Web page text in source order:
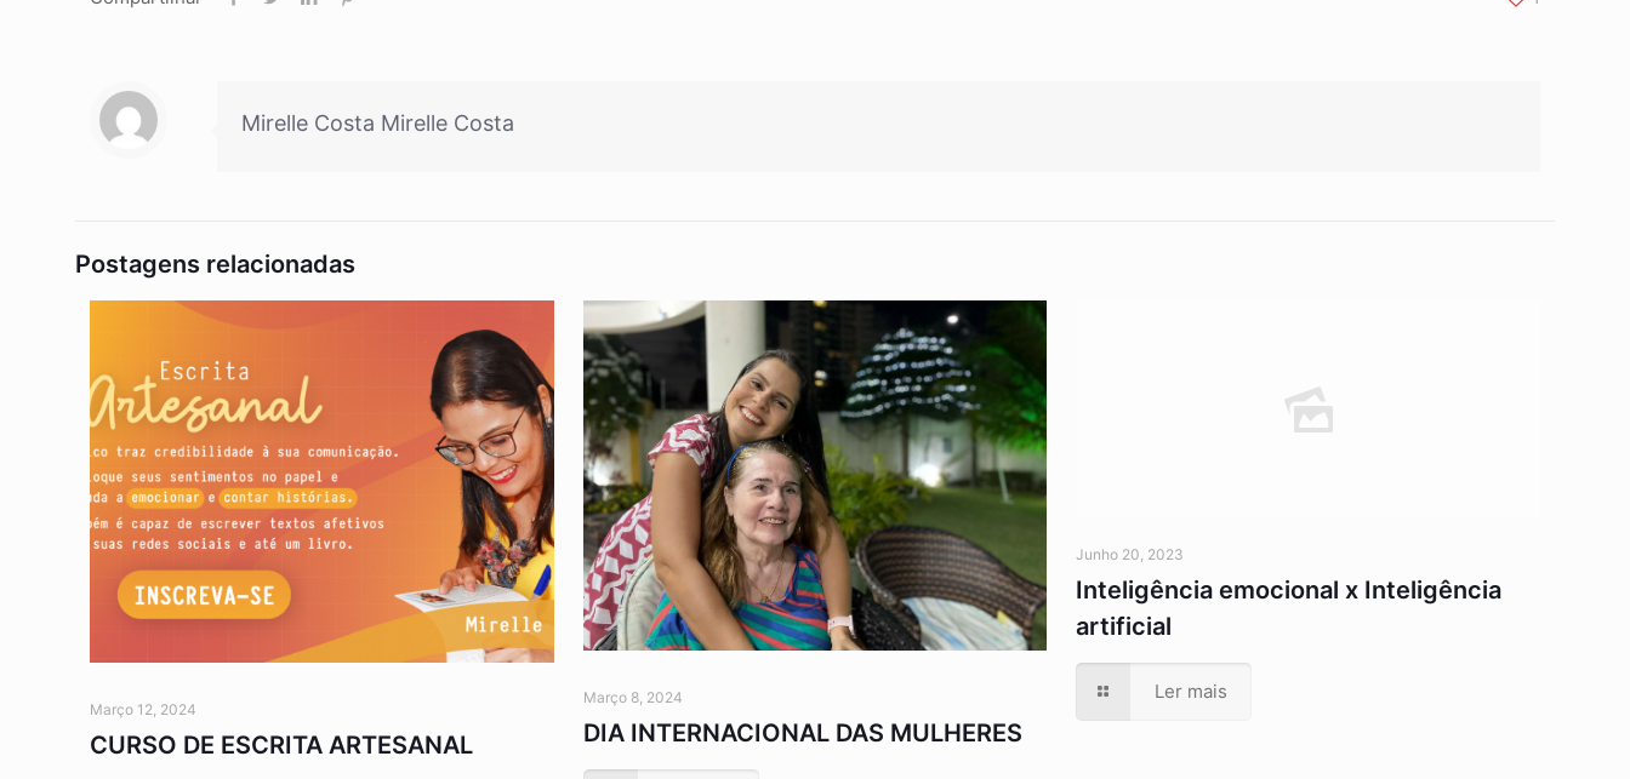
Mirelle Costa Mirelle Costa
Postagens relacionadas
Março 12, 2024
CURSO DE ESCRITA ARTESANAL
Março 8, 2024
DIA INTERNACIONAL DAS MULHERES
Junho 20, 2023
Inteligência emocional x Inteligência
artificial
Ler mais